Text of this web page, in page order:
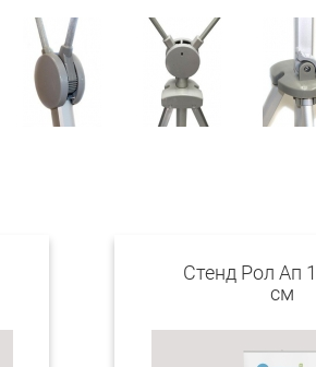
Стенд Рол Ап
см